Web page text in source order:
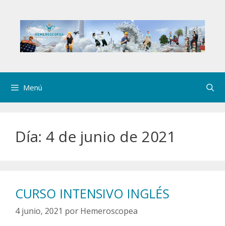
contenido
Menú
Día: 4 de junio de 2021
CURSO INTENSIVO INGLÉS
4 junio, 2021 por Hemeroscopea